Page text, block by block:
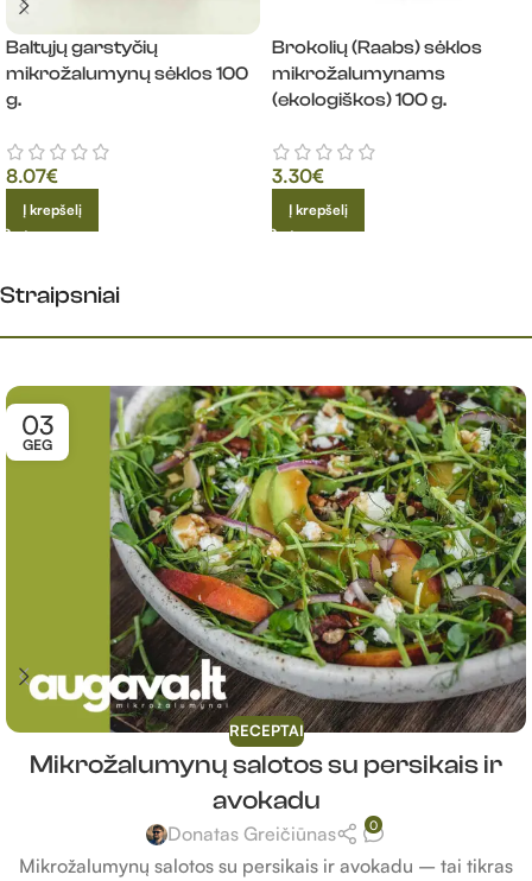
Baltųjų garstyčių
mikrožalumynų sėklos 100
g.
8.07€
Į krepšelį
Brokolių (Raabs) sėklos
mikrožalumynams
(ekologiškos) 100 g.
3.30€
Į krepšelį
Straipsniai​
03
GEG
RECEPTAI
Mikrožalumynų salotos su persikais ir
avokadu
Donatas Greičiūnas 0
Mikrožalumynų salotos su persikais ir avokadu – tai tikras